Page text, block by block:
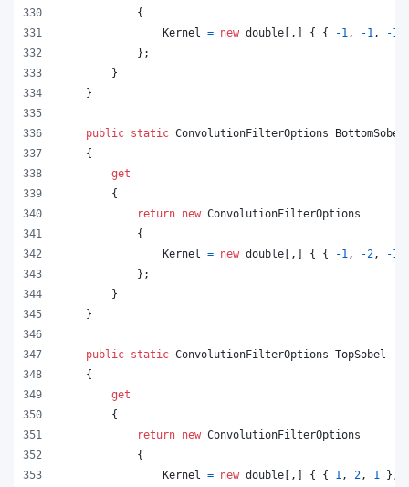
{
Kernel
= new double [ , ] { { -1 , -1 , -1
} ;
}
}
public static ConvolutionFilterOptions
BottomSobel
{
get
{
return new ConvolutionFilterOptions
{
Kernel
= new double [ , ] { { -1 , -2 , -1
} ;
}
}
public static ConvolutionFilterOptions TopSobel
{
get
{
return new ConvolutionFilterOptions
{
Kernel
= new double [ , ] { { 1 , 2 , 1 }